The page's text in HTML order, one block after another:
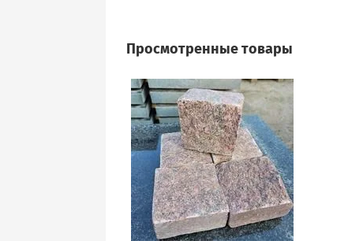
Просмотренные товары